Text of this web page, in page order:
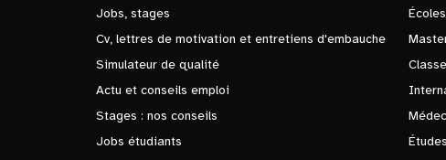
Jobs, stages
Cv, lettres de motivation et entretiens d'embauche
Simulateur de qualité
Actu et conseils emploi
Stages : nos conseils
Jobs étudiants